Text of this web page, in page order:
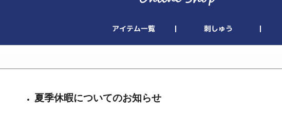
夏季休暇についてのお知らせ